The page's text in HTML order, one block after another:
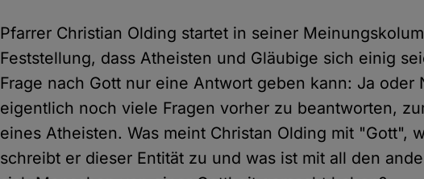
Pfarrer Christian Olding startet in seiner
Feststellung, dass Atheisten und Gläubige sich einig
Frage nach Gott nur eine Antwort geben kann: Ja oder
eigentlich noch viele Fragen vorher zu beantworten,
eines Atheisten. Was meint Christan Olding mit "Gott",
schreibt er dieser Entität zu und was ist mit all den